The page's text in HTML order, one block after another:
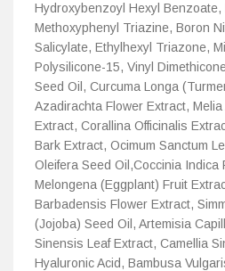
Hydroxybenzoyl Hexyl Benzoate,
Methoxyphenyl Triazine, Boron
Salicylate, Ethylhexyl Triazone,
Polysilicone-15, Vinyl
Seed Oil, Curcuma Longa
Azadirachta Flower Extract,
Extract, Corallina Officinalis
Bark Extract, Ocimum Sanctum
Oleifera Seed Oil,Coccinia Indica
Melongena (Eggplant) Fruit
Barbadensis Flower Extract,
(Jojoba) Seed Oil, Artemisia
Sinensis Leaf Extract, Camellia
Hyaluronic Acid, Bambusa